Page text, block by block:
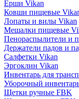
Ерши Vikan
Ковши пищевые
Лопаты и вилы Vikan
Мешалки пищевые
Пенораспылители и
Держатели падов и
Салфетки Vikan
Эргоклин Vikan
Инвентарь для
Уборочный
Щетки ручные FBK